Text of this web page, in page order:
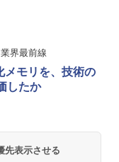
界最前線
メモリを、技術の
したか
先表示させる